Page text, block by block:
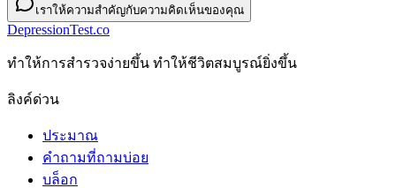
เราให้ความสำคัญกับความคิดเห็นของคุณ
DepressionTest.co
ทําให้การสํารวจง่ายขึ้น ทําให้ชีวิตสมบูรณ์ยิ่งขึ้น
ลิงค์ด่วน
ประมาณ
คำถามที่ถามบ่อย
บล็อก